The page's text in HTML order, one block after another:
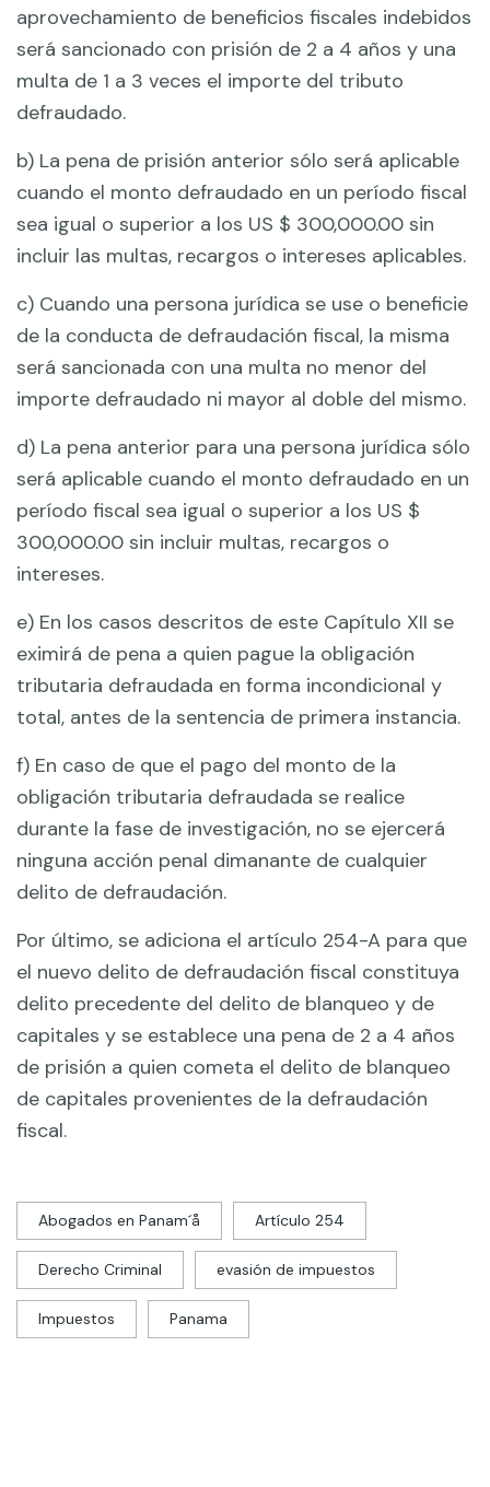
aprovechamiento de beneficios fiscales indebidos
será sancionado con prisión de 2 a 4 años y una
multa de 1 a 3 veces el importe del tributo
defraudado.
b) La pena de prisión anterior sólo será aplicable
cuando el monto defraudado en un período fiscal
sea igual o superior a los US $ 300,000.00 sin
incluir las multas, recargos o intereses aplicables.
c) Cuando una persona jurídica se use o beneficie
de la conducta de defraudación fiscal, la misma
será sancionada con una multa no menor del
importe defraudado ni mayor al doble del mismo.
d) La pena anterior para una persona jurídica sólo
será aplicable cuando el monto defraudado en un
período fiscal sea igual o superior a los US $
300,000.00 sin incluir multas, recargos o
intereses.
e) En los casos descritos de este Capítulo XII se
eximirá de pena a quien pague la obligación
tributaria defraudada en forma incondicional y
total, antes de la sentencia de primera instancia.
f) En caso de que el pago del monto de la
obligación tributaria defraudada se realice
durante la fase de investigación, no se ejercerá
ninguna acción penal dimanante de cualquier
delito de defraudación.
Por último, se adiciona el artículo 254-A para que
el nuevo delito de defraudación fiscal constituya
delito precedente del delito de blanqueo y de
capitales y se establece una pena de 2 a 4 años
de prisión a quien cometa el delito de blanqueo
de capitales provenientes de la defraudación
fiscal.
Abogados en Panam´å Artículo 254
Derecho Criminal evasión de impuestos
Impuestos Panama